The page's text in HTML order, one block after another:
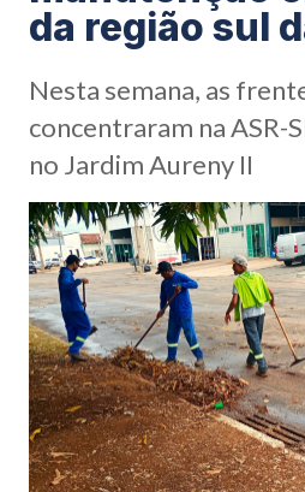
da região sul
Nesta semana, as
concentraram na ASR-
no Jardim Aureny II